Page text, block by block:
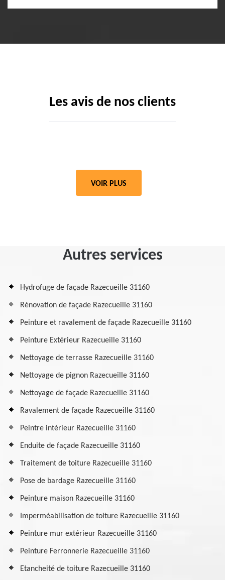
Les avis de nos clients
VOIR PLUS
Autres services
Hydrofuge de façade Razecueille 31160
Rénovation de façade Razecueille 31160
Peinture et ravalement de façade Razecueille 31160
Peinture Extérieur Razecueille 31160
Nettoyage de terrasse Razecueille 31160
Nettoyage de pignon Razecueille 31160
Nettoyage de façade Razecueille 31160
Ravalement de façade Razecueille 31160
Peintre intérieur Razecueille 31160
Enduite de façade Razecueille 31160
Traitement de toiture Razecueille 31160
Pose de bardage Razecueille 31160
Peinture maison Razecueille 31160
Imperméabilisation de toiture Razecueille 31160
Peinture mur extérieur Razecueille 31160
Peinture Ferronnerie Razecueille 31160
Etancheité de toiture Razecueille 31160